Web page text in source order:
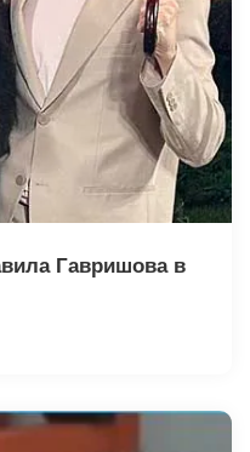
Гавришова в